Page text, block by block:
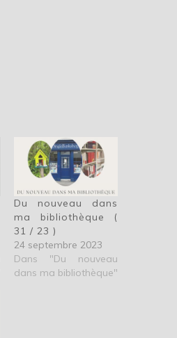
Du nouveau dans
ma bibliothèque (
31 / 23 )
24 septembre 2023
Dans "Du nouveau
dans ma bibliothèque"